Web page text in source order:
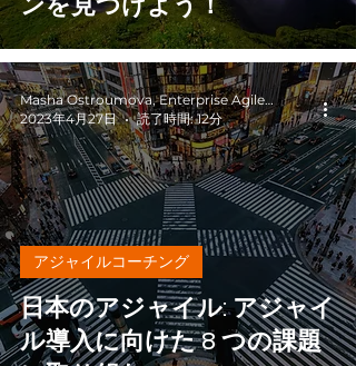
日本のアジャイル: アジャイ
ル導入に向けた 8 つの課題
アジャイルコーチング
Masha Ostroumova, Enterprise Agile Coach
2023年4月27日
読了時間: 12分